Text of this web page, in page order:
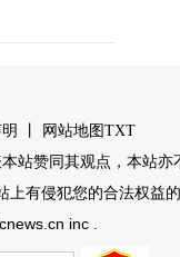
网站地图 TXT
站赞同其观点，本站亦
有侵犯您的合法权益
inc .